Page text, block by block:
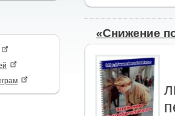
«Снижение